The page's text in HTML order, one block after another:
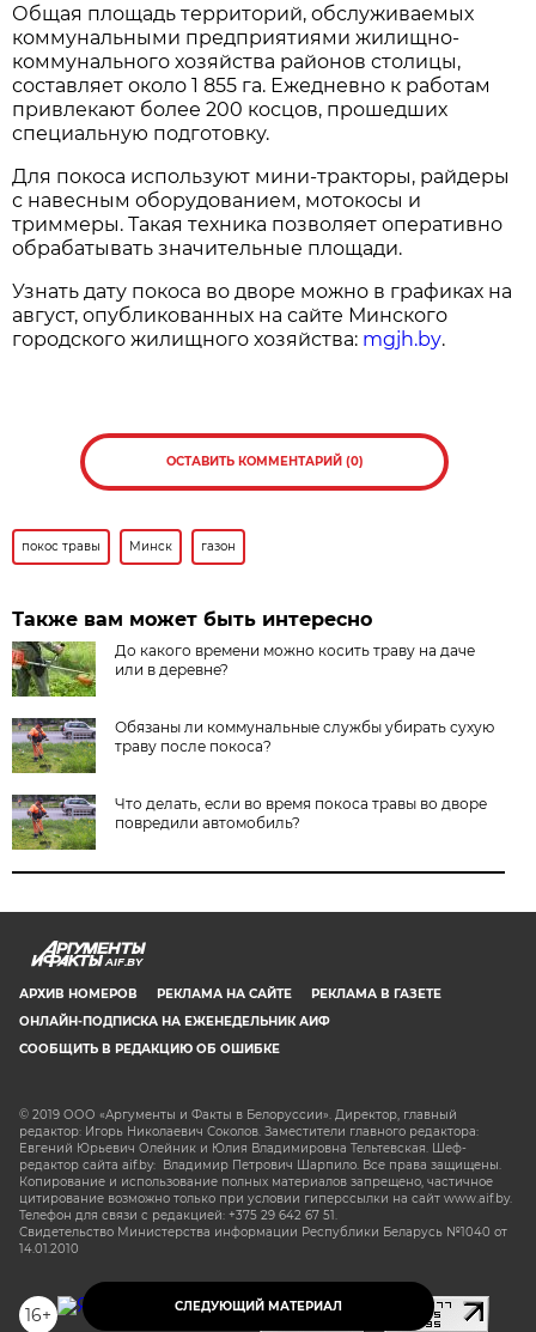
СЛЕДУЮЩИЙ МАТЕРИАЛ
Общая площадь территорий, обслуживаемых
коммунальными предприятиями жилищно-
коммунального хозяйства районов столицы,
составляет около 1 855 га. Ежедневно к работам
привлекают более 200 косцов, прошедших
специальную подготовку.
Для покоса используют мини-тракторы, райдеры
с навесным оборудованием, мотокосы и
триммеры. Такая техника позволяет оперативно
обрабатывать значительные площади.
Узнать дату покоса во дворе можно в графиках на
август, опубликованных на сайте Минского
городского жилищного хозяйства: mgjh.by.
ОСТАВИТЬ КОММЕНТАРИЙ (0)
покос травы Минск газон
Также вам может быть интересно
До какого времени можно косить траву на даче
или в деревне?
Обязаны ли коммунальные службы убирать сухую
траву после покоса?
Что делать, если во время покоса травы во дворе
повредили автомобиль?
AIF.BY
АРХИВ НОМЕРОВ РЕКЛАМА НА САЙТЕ
РЕКЛАМА В ГАЗЕТЕ
ОНЛАЙН-ПОДПИСКА НА ЕЖЕНЕДЕЛЬНИК АИФ
СООБЩИТЬ В РЕДАКЦИЮ ОБ ОШИБКЕ
© 2019 ООО «Аргументы и Факты в Белоруссии». Директор, главный
редактор: Игорь Николаевич Соколов. Заместители главного редактора:
Евгений Юрьевич Олейник и Юлия Владимировна Тельтевская. Шеф-
редактор сайта aif.by: Владимир Петрович Шарпило. Все права защищены.
Копирование и использование полных материалов запрещено, частичное
цитирование возможно только при условии гиперссылки на сайт www.aif.by.
Телефон для связи с редакцией: +375 29 642 67 51.
Свидетельство Министерства информации Республики Беларусь №1040 от
14.01.2010
16+